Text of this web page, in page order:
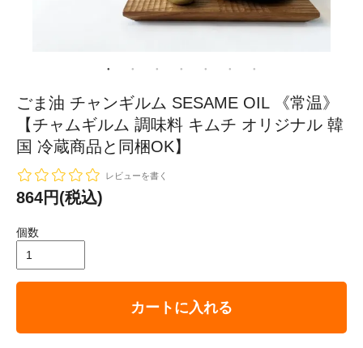
ごま油 チャンギルム SESAME OIL 《常温》
【チャムギルム 調味料 キムチ オリジナル 韓
国 冷蔵商品と同梱OK】
レビューを書く
864円(税込)
個数
カートに入れる